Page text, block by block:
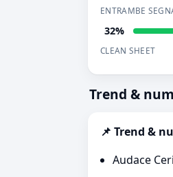
ENTRAMBE
32%
CLEAN SHEET
Trend &
📌 Trend &
Audace